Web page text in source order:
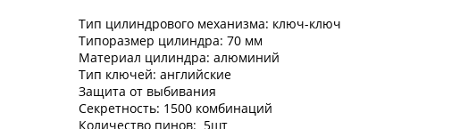
Тип цилиндрового механизма: ключ-ключ
Типоразмер цилиндра: 70 мм
Материал цилиндра: алюминий
Тип ключей: английские
Защита от выбивания
Секретность: 1500 комбинаций
Количество пинов: 5шт